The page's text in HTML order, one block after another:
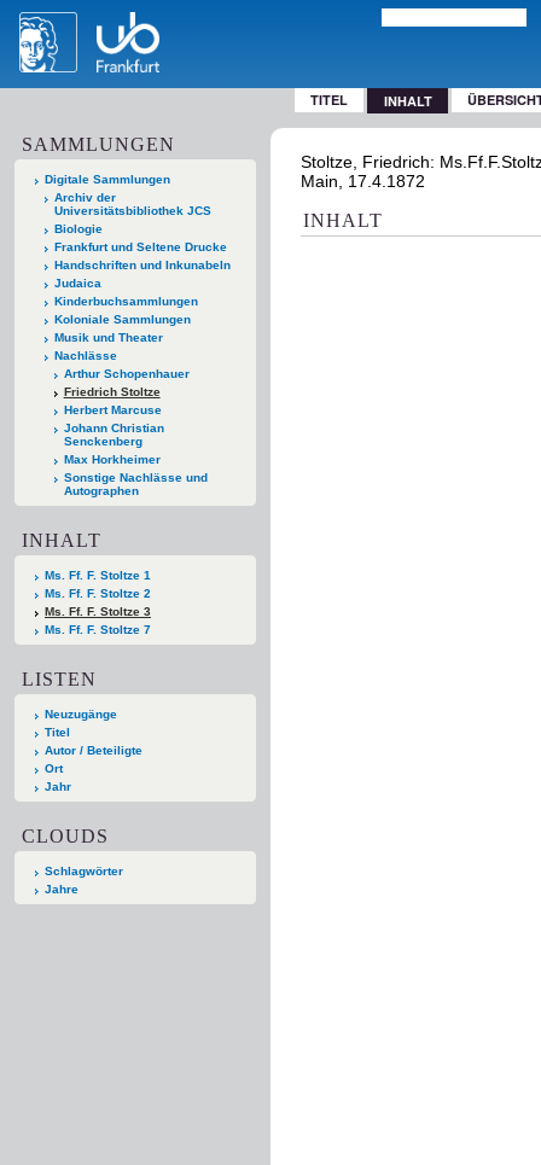
TITEL INHALT
SAMMLUNGEN
Digitale Sammlungen
Archiv der
Universitätsbibliothek JCS
Biologie
Frankfurt und Seltene Drucke
Handschriften und Inkunabeln
Judaica
Kinderbuchsammlungen
Koloniale Sammlungen
Musik und Theater
Nachlässe
Arthur Schopenhauer
Friedrich Stoltze
Herbert Marcuse
Johann Christian
Senckenberg
Max Horkheimer
Sonstige Nachlässe und
Autographen
INHALT
Ms. Ff. F. Stoltze 1
Ms. Ff. F. Stoltze 2
Ms. Ff. F. Stoltze 3
Ms. Ff. F. Stoltze 7
LISTEN
Neuzugänge
Titel
Autor / Beteiligte
Ort
Jahr
CLOUDS
Schlagwörter
Jahre
Stoltze, Friedrich:
Main, 17.4.1872
INHALT